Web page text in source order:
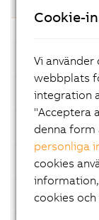
Compact-S
System
Embedded
X20 PLC
X20 Edge
Cookie-
Vi
webbplats
integration
"Acceptera
denna form
personliga
cookies
cookies och